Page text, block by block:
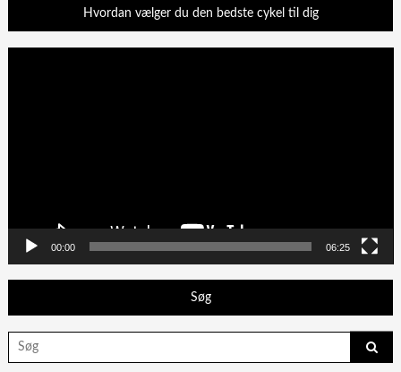
Hvordan vælger du den bedste cykel til dig
00:00 06:25
Søg
for: